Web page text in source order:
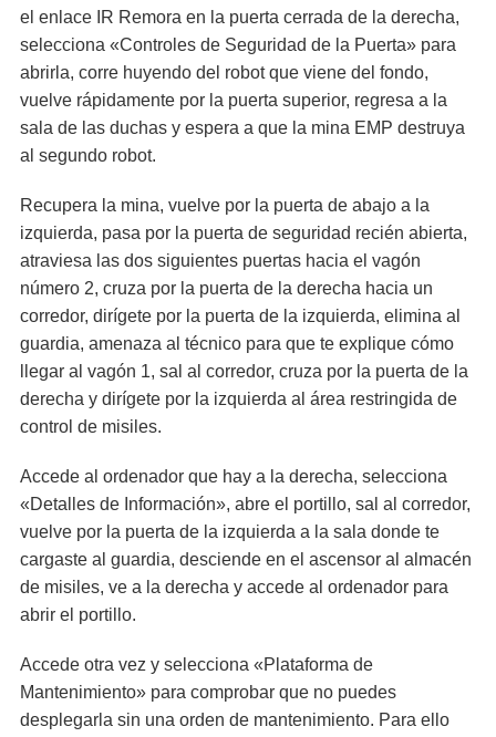
el enlace IR Remora en la puerta cerrada de la derecha,
selecciona «Controles de Seguridad de la Puerta» para
abrirla, corre huyendo del robot que viene del fondo,
vuelve rápidamente por la puerta superior, regresa a la
sala de las duchas y espera a que la mina EMP destruya
al segundo robot.
Recupera la mina, vuelve por la puerta de abajo a la
izquierda, pasa por la puerta de seguridad recién abierta,
atraviesa las dos siguientes puertas hacia el vagón
número 2, cruza por la puerta de la derecha hacia un
corredor, dirígete por la puerta de la izquierda, elimina al
guardia, amenaza al técnico para que te explique cómo
llegar al vagón 1, sal al corredor, cruza por la puerta de la
derecha y dirígete por la izquierda al área restringida de
control de misiles.
Accede al ordenador que hay a la derecha, selecciona
«Detalles de Información», abre el portillo, sal al corredor,
vuelve por la puerta de la izquierda a la sala donde te
cargaste al guardia, desciende en el ascensor al almacén
de misiles, ve a la derecha y accede al ordenador para
abrir el portillo.
Accede otra vez y selecciona «Plataforma de
Mantenimiento» para comprobar que no puedes
desplegarla sin una orden de mantenimiento. Para ello